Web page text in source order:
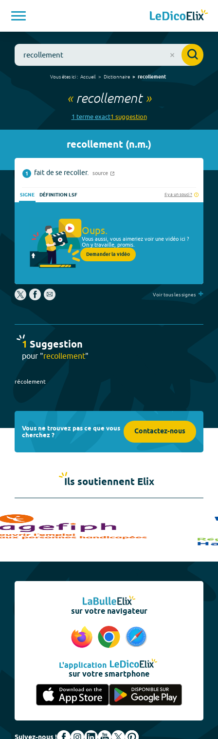
Vous êtes ici : Accueil Dictionnaire recollement
« recollement»
1 termeexact1 suggestion
recollement (n.m.)
1 fait de se recoller. source
SIGNE DÉFINITION LSF Il y a un souci ?
Oups.
Vous aussi, vous aimeriez voir une vidéo ici ?
On y travaille, promis.
Demander la vidéo
Voir tous les signes +
1 Suggestion
pour "recollement"
récolement
Vous ne trouvez pas ce que vous
cherchez ? Contactez-nous
Ils soutiennent Elix
sur votre navigateur
L'application
sur votre smartphone